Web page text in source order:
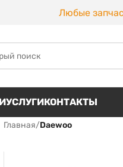
Любые
УСЛУГИКОНТАКТЫ
Главная/Daewoo